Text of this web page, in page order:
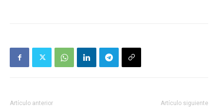
Artículo anterior Artículo siguiente